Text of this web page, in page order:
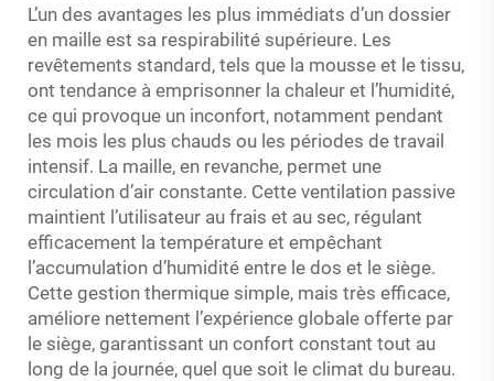
L’un des avantages les plus immédiats d’un dossier
en maille est sa respirabilité supérieure. Les
revêtements standard, tels que la mousse et le tissu,
ont tendance à emprisonner la chaleur et l’humidité,
ce qui provoque un inconfort, notamment pendant
les mois les plus chauds ou les périodes de travail
intensif. La maille, en revanche, permet une
circulation d’air constante. Cette ventilation passive
maintient l’utilisateur au frais et au sec, régulant
efficacement la température et empêchant
l’accumulation d’humidité entre le dos et le siège.
Cette gestion thermique simple, mais très efficace,
améliore nettement l’expérience globale offerte par
le siège, garantissant un confort constant tout au
long de la journée, quel que soit le climat du bureau.